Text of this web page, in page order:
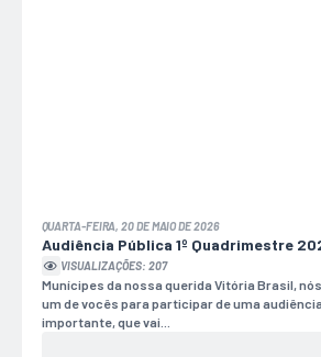
QUARTA-FEIRA, 20 DE MAIO DE 2026
Audiência Pública 1º Quadrimestre
VISUALIZAÇÕES: 207
Munícipes da nossa querida Vitória Brasil,
um de vocês para participar de uma
importante, que vai...